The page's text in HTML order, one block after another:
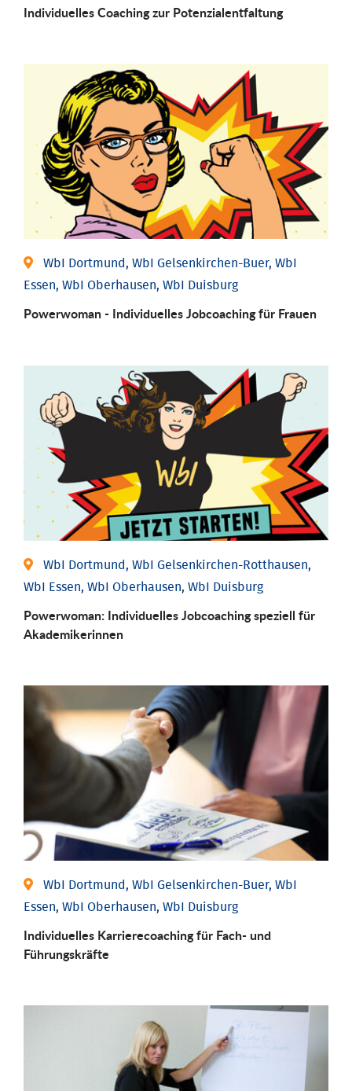
Individuelles Coaching zur Potenzialentfaltung
WbI Dortmund, WbI Gelsenkirchen-Buer, WbI
Essen, WbI Oberhausen, WbI Duisburg
Powerwoman - Individu­elles Job­coaching für Frauen
WbI Dortmund, WbI Gelsenkirchen-Rotthausen,
WbI Essen, WbI Oberhausen, WbI Duisburg
Powerwoman: Individu­elles Job­coaching speziell für
Aka­demiker­innen
WbI Dortmund, WbI Gelsenkirchen-Buer, WbI
Essen, WbI Oberhausen, WbI Duisburg
Individu­elles Karrierecoaching für Fach-­ und
Führungs­kräfte